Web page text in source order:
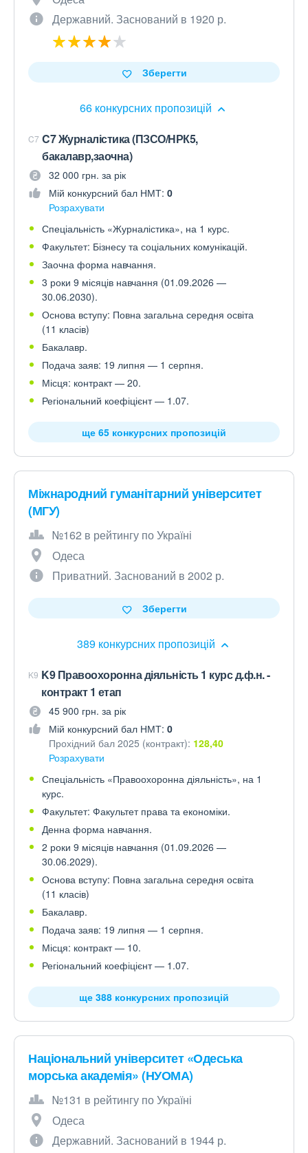
Державний. Заснований в 1920 р.
66 конкурсних пропозицій
Зберегти
C7 C7 Журналістика (ПЗСО/НРК5,
бакалавр,заочна)
32 000 грн. за рік
Мій конкурсний бал НМТ: 0
Розрахувати
Спеціальність «Журналістика», на 1 курс.
Факультет: Бізнесу та соціальних комунікацій.
Заочна форма навчання.
3 роки 9 місяців навчання (01.09.2026 —
30.06.2030).
Основа вступу: Повна загальна середня освіта
(11 класів)
Бакалавр.
Подача заяв: 19 липня — 1 серпня.
Місця: контракт — 20.
Регіональний коефіцієнт — 1.07.
ще 65 конкурсних пропозицій
Міжнародний гуманітарний університет
(МГУ)
№162 в рейтингу по Україні
Одеса
Приватний. Заснований в 2002 р.
389 конкурсних пропозицій
Зберегти
K9 K9 Правоохоронна діяльність 1 курс д.ф.н. -
контракт 1 етап
45 900 грн. за рік
Мій конкурсний бал НМТ: 0
Прохідний бал 2025 (контракт): 128,40
Розрахувати
Спеціальність «Правоохоронна діяльність», на 1
курс.
Факультет: Факультет права та економіки.
Денна форма навчання.
2 роки 9 місяців навчання (01.09.2026 —
30.06.2029).
Основа вступу: Повна загальна середня освіта
(11 класів)
Бакалавр.
Подача заяв: 19 липня — 1 серпня.
Місця: контракт — 10.
Регіональний коефіцієнт — 1.07.
ще 388 конкурсних пропозицій
Національний університет «Одеська
морська академія» (НУОМА)
№131 в рейтингу по Україні
Одеса
Державний. Заснований в 1944 р.